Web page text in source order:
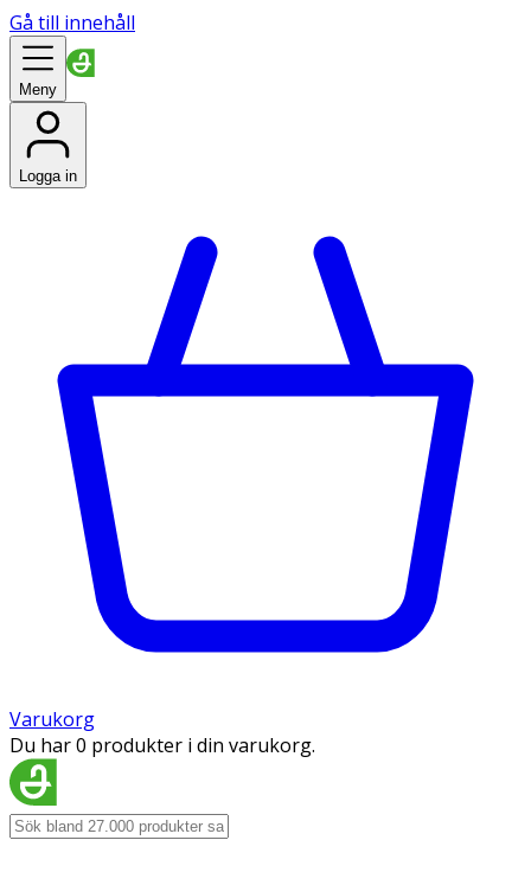
Gå till innehåll
Meny
Logga in
Varukorg
Du har 0 produkter i din varukorg.